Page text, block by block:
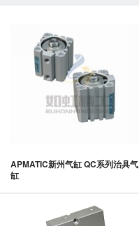
APMATIC新州气缸 QC系列治具气
缸